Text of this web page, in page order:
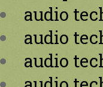
audio
audio
audio